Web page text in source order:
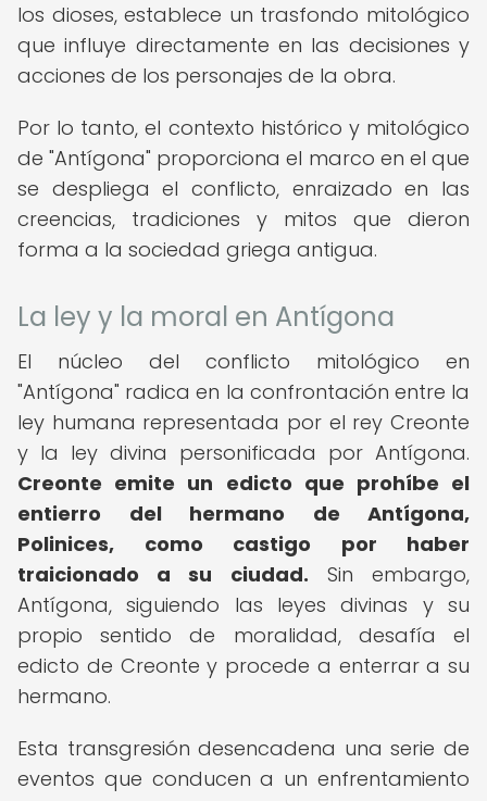
los dioses, establece un trasfondo mitológico
que influye directamente en las decisiones y
acciones de los personajes de la obra.
Por lo tanto, el contexto histórico y mitológico
de "Antígona" proporciona el marco en el que
se despliega el conflicto, enraizado en las
creencias, tradiciones y mitos que dieron
forma a la sociedad griega antigua.
La ley y la moral en Antígona
El núcleo del conflicto mitológico en
"Antígona" radica en la confrontación entre la
ley humana representada por el rey Creonte
y la ley divina personificada por Antígona.
Creonte emite un edicto que prohíbe el
entierro del hermano de Antígona,
Polinices, como castigo por haber
traicionado a su ciudad. Sin embargo,
Antígona, siguiendo las leyes divinas y su
propio sentido de moralidad, desafía el
edicto de Creonte y procede a enterrar a su
hermano.
Esta transgresión desencadena una serie de
eventos que conducen a un enfrentamiento